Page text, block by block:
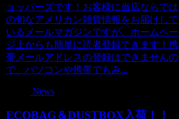
ョッパーズです！お客様に当店ならでは
の旬なアメリカン雑貨情報をお届けして
いるメールマガジンですが、ホームペー
ジ上からも簡単に読者登録できます！携
帯メールアドレスの登録はできませんの
で、パソコンや携帯でもみ...
News
ECOBAG＆DUSTBOX入荷！！